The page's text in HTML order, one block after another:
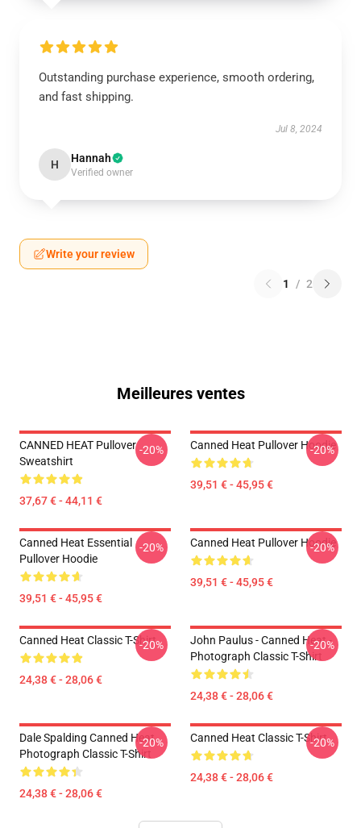
Outstanding purchase experience, smooth ordering,
and fast shipping.
Jul 8, 2024
H Hannah
Verified owner
Write your review
1 / 2
Meilleures ventes
CANNED HEAT Pullover
Sweatshirt
37,67 € - 44,11 €
-20% Canned Heat Pullover Hoodie
39,51 € - 45,95 €
-20%
Canned Heat Essential
Pullover Hoodie
39,51 € - 45,95 €
-20% Canned Heat Pullover Hoodie
39,51 € - 45,95 €
-20%
Canned Heat Classic T-Shirt
24,38 € - 28,06 €
-20%
John Paulus - Canned Heat -
Photograph Classic T-Shirt
24,38 € - 28,06 €
-20%
Dale Spalding Canned Heat
Photograph Classic T-Shirt
24,38 € - 28,06 €
-20% Canned Heat Classic T-Shirt
24,38 € - 28,06 €
-20%